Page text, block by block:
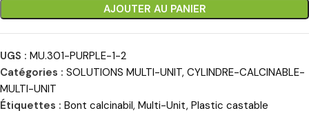
AJOUTER AU PANIER
UGS : MU.301-PURPLE-1-2
Catégories : SOLUTIONS MULTI-UNIT, CYLINDRE-CALCINABLE-
MULTI-UNIT
Étiquettes : Bont calcinabil, Multi-Unit, Plastic castable